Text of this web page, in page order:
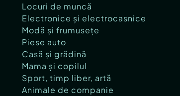
Locuri de muncă
Electronice și electrocasnice
Modă și frumusețe
Piese auto
Casă și grădină
Mama și copilul
Sport, timp liber, artă
Animale de companie